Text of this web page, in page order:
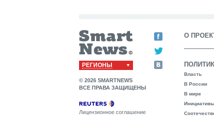
РЕГИОНЫ
© 2026 SMARTNEWS
ВСЕ ПРАВА ЗАЩИЩЕНЫ
Лицензионное соглашение
О
Власть
В России
В мире
Инициативы